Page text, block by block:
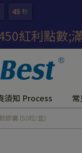
44 秒
紅利點數;
須知 Process
膠囊 (50粒/盒)